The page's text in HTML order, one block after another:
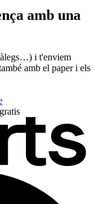
amb una
i t'enviem
amb el paper i els